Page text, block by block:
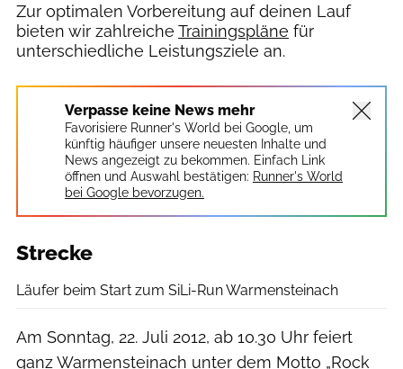
Zur optimalen Vorbereitung auf deinen Lauf
bieten wir zahlreiche Trainingspläne für
unterschiedliche Leistungsziele an.
Verpasse keine News mehr
Favorisiere Runner's World bei Google, um
künftig häufiger unsere neuesten Inhalte und
News angezeigt zu bekommen. Einfach Link
öffnen und Auswahl bestätigen: Runner's World
bei Google bevorzugen.
Strecke
Läufer beim Start zum SiLi-Run Warmensteinach
Am Sonntag, 22. Juli 2012, ab 10.30 Uhr feiert
ganz Warmensteinach unter dem Motto „Rock